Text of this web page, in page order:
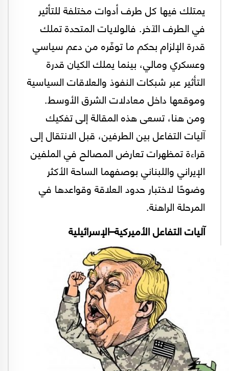
يمتلك فيها كل طرف أدوات مختلفة للتأثير
في الطرف الآخر. فالولايات المتحدة تملك
قدرة الإلزام بحكم ما توفّره من دعم سياسي
وعسكري ومالي، بينما يملك الكيان قدرة
التأثير عبر شبكات النفوذ والعلاقات السياسية
وموقعها داخل معادلات الشرق الأوسط.
ومن هنا، تسعى هذه المقالة إلى تفكيك
آليات التفاعل بين الطرفين، قبل الانتقال إلى
قراءة تمظهرات تعارض المصالح في الملفين
الإيراني واللبناني بوصفهما الساحة الأكثر
وضوحًا لاختبار حدود العلاقة وقواعدها في
المرحلة الراهنة.
آليات التفاعل الأميركية–الإسرائيلية